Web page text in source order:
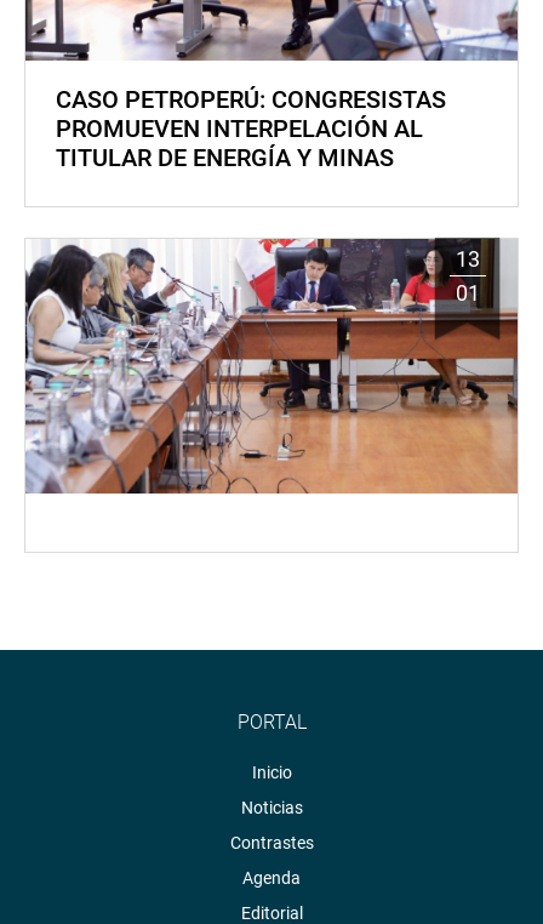
CASO PETROPERÚ: CONGRESISTAS
PROMUEVEN INTERPELACIÓN AL
TITULAR DE ENERGÍA Y MINAS
13
01
PORTAL
Inicio
Noticias
Contrastes
Agenda
Editorial